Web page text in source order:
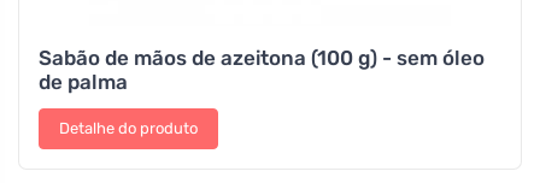
Sabão de mãos de azeitona (100 g) - sem óleo
de palma
Detalhe do produto